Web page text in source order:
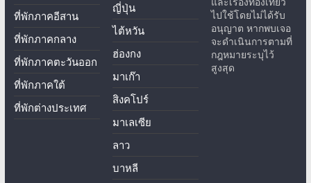
ที่พักภาคอีสาน
ที่พักภาคกลาง
ที่พักภาคตะวันออก
ที่พักภาคใต้
ที่พักต่างประเทศ
ญี่ปุ่น
ไต้หวัน
ฮ่องกง
มาเก๊า
สิงคโปร์
มาเลเซีย
ลาว
บาหลี
ไปใช้โดยไม่ได้รับ
อนุญาต หากพบเจอ
จะดำเนินการตามที่
กฎหมายระบุไว้
สูงสุด